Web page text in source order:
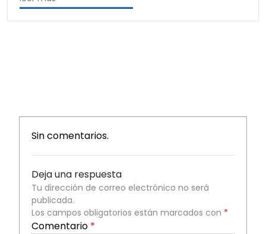
Sin comentarios.
Deja una respuesta
Tu dirección de correo electrónico no será
publicada.
Los campos obligatorios están marcados con *
Comentario *